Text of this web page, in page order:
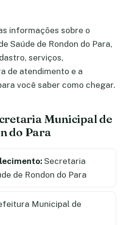
informações sobre o
Saúde de Rondon do Para,
serviços,
de atendimento e a
você saber como chegar.
Municipal de
do Para
Secretaria
de Rondon do Para
Municipal de